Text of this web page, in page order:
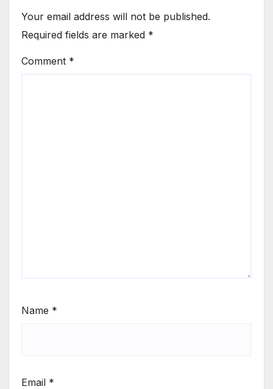
Your email address will not be published.
Required fields are marked *
Comment *
Name *
Email *